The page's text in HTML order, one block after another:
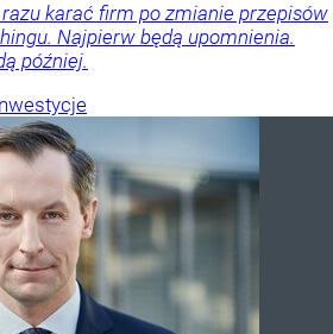
karać firm po zmianie przepisów
Najpierw będą upomnienia.
później.